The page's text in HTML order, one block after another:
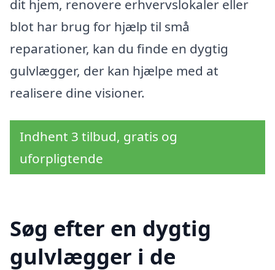
dit hjem, renovere erhvervslokaler eller
blot har brug for hjælp til små
reparationer, kan du finde en dygtig
gulvlægger, der kan hjælpe med at
realisere dine visioner.
Indhent 3 tilbud, gratis og
uforpligtende
Søg efter en dygtig
gulvlægger i de